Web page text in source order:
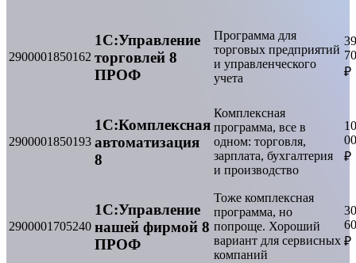
2900001850162
1С:Управление
торговлей 8
ПРОФ
Программа для
торговых предприятий
и управленческого
учета
39
₽
2900001850193
1С:Комплексная
автоматизация
8
Комплексная
программа, все в
одном: торговля,
зарплата, бухгалтерия
и производство
₽
2900001705240
1С:Управление
нашей фирмой 8
ПРОФ
Тоже комплексная
программа, но
попроще. Хороший
вариант для сервисных
компаний
30
₽